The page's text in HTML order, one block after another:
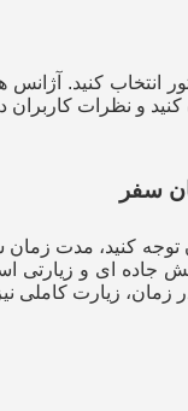
انتخاب کنید.
کنید و نظرات
سفر
زیارت کاملی